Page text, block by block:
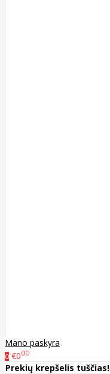
Mano paskyra
0 €000
Prekių krepšelis tuščias!